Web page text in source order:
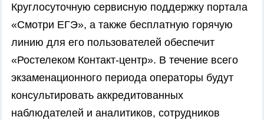
Круглосуточную сервисную поддержку портала
«Смотри ЕГЭ», а также бесплатную горячую
линию для его пользователей обеспечит
«Ростелеком Контакт-центр». В течение всего
экзаменационного периода операторы будут
консультировать аккредитованных
наблюдателей и аналитиков, сотрудников